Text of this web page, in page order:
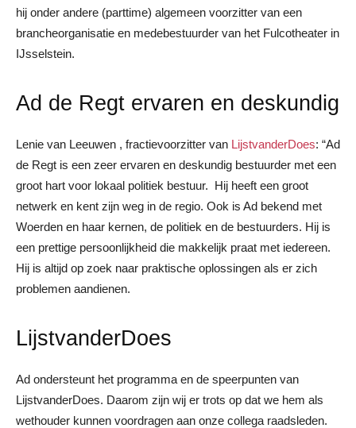
hij onder andere (parttime) algemeen voorzitter van een
brancheorganisatie en medebestuurder van het Fulcotheater in
IJsselstein.
Ad de Regt ervaren en deskundig
Lenie van Leeuwen , fractievoorzitter van LijstvanderDoes: “Ad
de Regt is een zeer ervaren en deskundig bestuurder met een
groot hart voor lokaal politiek bestuur. Hij heeft een groot
netwerk en kent zijn weg in de regio. Ook is Ad bekend met
Woerden en haar kernen, de politiek en de bestuurders. Hij is
een prettige persoonlijkheid die makkelijk praat met iedereen.
Hij is altijd op zoek naar praktische oplossingen als er zich
problemen aandienen.
LijstvanderDoes
Ad ondersteunt het programma en de speerpunten van
LijstvanderDoes. Daarom zijn wij er trots op dat we hem als
wethouder kunnen voordragen aan onze collega raadsleden.